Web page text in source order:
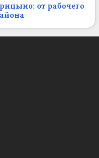
от рабочего